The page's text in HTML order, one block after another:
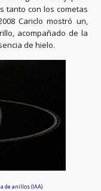
tanto con los cometas
Cariclo mostró un,
acompañado de la
de hielo.
de anillos (IAA).